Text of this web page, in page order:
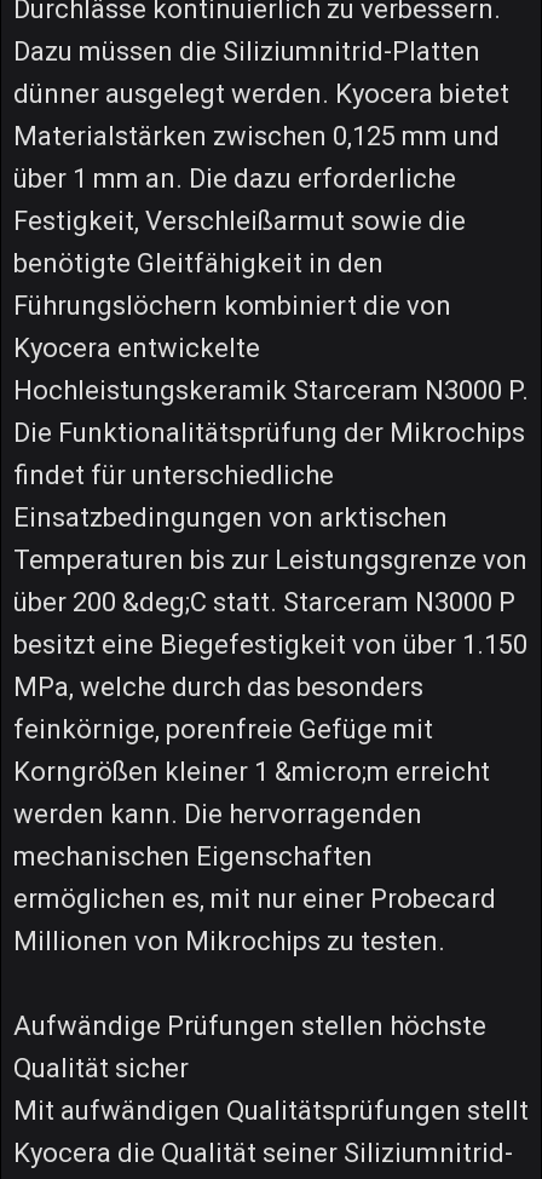
Durchlässe kontinuierlich zu verbessern.
Dazu müssen die Siliziumnitrid-Platten
dünner ausgelegt werden. Kyocera bietet
Materialstärken zwischen 0,125 mm und
über 1 mm an. Die dazu erforderliche
Festigkeit, Verschleißarmut sowie die
benötigte Gleitfähigkeit in den
Führungslöchern kombiniert die von
Kyocera entwickelte
Hochleistungskeramik Starceram N3000 P.
Die Funktionalitätsprüfung der Mikrochips
findet für unterschiedliche
Einsatzbedingungen von arktischen
Temperaturen bis zur Leistungsgrenze von
über 200 &deg;C statt. Starceram N3000 P
besitzt eine Biegefestigkeit von über 1.150
MPa, welche durch das besonders
feinkörnige, porenfreie Gefüge mit
Korngrößen kleiner 1 &micro;m erreicht
werden kann. Die hervorragenden
mechanischen Eigenschaften
ermöglichen es, mit nur einer Probecard
Millionen von Mikrochips zu testen.
Aufwändige Prüfungen stellen höchste
Qualität sicher
Mit aufwändigen Qualitätsprüfungen stellt
Kyocera die Qualität seiner Siliziumnitrid-